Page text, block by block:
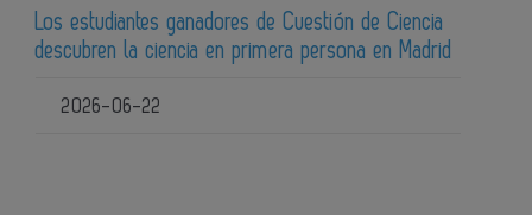
Los estudiantes ganadores de Cuestión de Ciencia
descubren la ciencia en primera persona en Madrid
2026-06-22